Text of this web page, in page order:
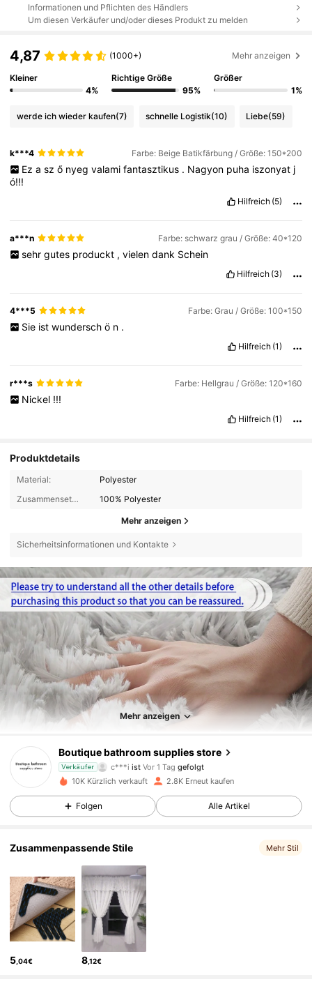
Informationen und Pflichten des Händlers
Um diesen Verkäufer und/oder dieses Produkt zu melden
4,87 (1000+) Mehr anzeigen
Kleiner
4%
Richtige Größe
95%
Größer
1%
werde ich wieder kaufen(7) schnelle Logistik(10) Liebe(59)
k***4 Farbe: Beige Batikfärbung / Größe: 150*200
Ez a sz ő nyeg valami fantasztikus . Nagyon puha iszonyat j
ó!!!
Hilfreich (5)
a***n Farbe: schwarz grau / Größe: 40*120
sehr gutes produckt , vielen dank Schein
Hilfreich (3)
4***5 Farbe: Grau / Größe: 100*150
Sie ist wundersch ö n .
Hilfreich (1)
r***s Farbe: Hellgrau / Größe: 120*160
Nickel !!!
Hilfreich (1)
Produktdetails
Material:
Polyester
Zusammensetzung:
100% Polyester
Mehr anzeigen
Sicherheitsinformationen und Kontakte
Mehr anzeigen
Boutique bathroom supplies store
Verkäufer c***i ist Vor 1 Tag gefolgt
a***eist am Durchsuchen
4,86 1.5K Follower
4,86 1.5K Follower
10K Kürzlich verkauft 2.8K Erneut kaufen
Folgen Alle Artikel
Zusammenpassende Stile Mehr Stil
5 ,04€ 8,12€